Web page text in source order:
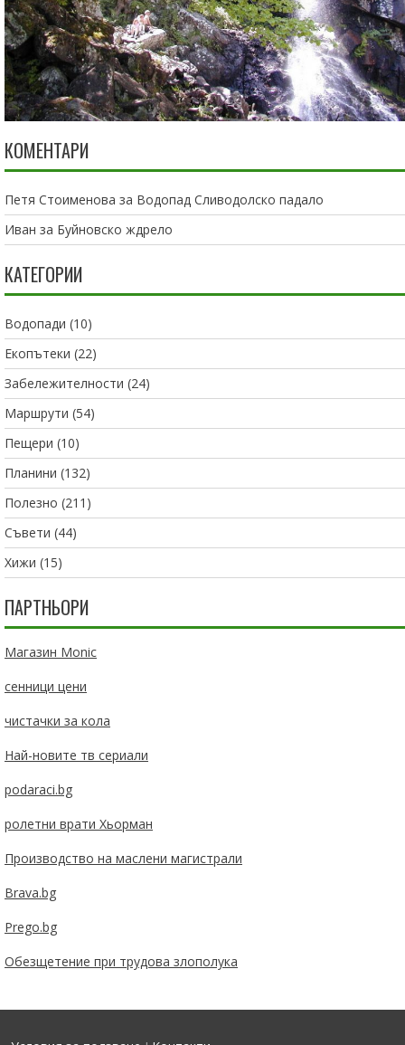
КОМЕНТАРИ
Петя Стоименова за Водопад Сливодолско падало
Иван за Буйновско ждрело
КАТЕГОРИИ
Водопади (10)
Екопътеки (22)
Забележителности (24)
Маршрути (54)
Пещери (10)
Планини (132)
Полезно (211)
Съвети (44)
Хижи (15)
ПАРТНЬОРИ
Магазин Monic
сенници цени
чистачки за кола
Най-новите тв сериали
podaraci.bg
ролетни врати Хьорман
Производство на маслени магистрали
Brava.bg
Prego.bg
Обезщетение при трудова злополука